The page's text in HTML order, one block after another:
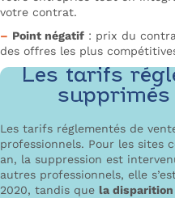
votre contrat.
– Point négatif : prix du
des offres les plus
Les tarifs
supprimés
Les tarifs réglementés de
professionnels. Pour les sites
an, la suppression est
autres professionnels, elle
2020, tandis que la disparition